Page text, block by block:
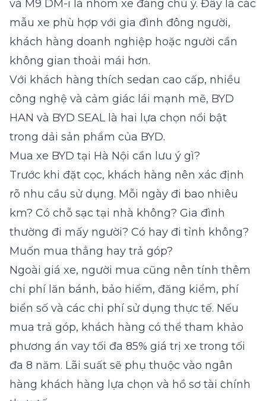
và M9 DM-i là nhóm xe đáng chú ý. Đây là các
mẫu xe phù hợp với gia đình đông người,
khách hàng doanh nghiệp hoặc người cần
không gian thoải mái hơn.
Với khách hàng thích sedan cao cấp, nhiều
công nghệ và cảm giác lái mạnh mẽ, BYD
HAN và BYD SEAL là hai lựa chọn nổi bật
trong dải sản phẩm của BYD.
Mua xe BYD tại Hà Nội cần lưu ý gì?
Trước khi đặt cọc, khách hàng nên xác định
rõ nhu cầu sử dụng. Mỗi ngày đi bao nhiêu
km? Có chỗ sạc tại nhà không? Gia đình
thường đi mấy người? Có hay đi tỉnh không?
Muốn mua thẳng hay trả góp?
Ngoài giá xe, người mua cũng nên tính thêm
chi phí lăn bánh, bảo hiểm, đăng kiểm, phí
biển số và các chi phí sử dụng thực tế. Nếu
mua trả góp, khách hàng có thể tham khảo
phương án vay tối đa 85% giá trị xe trong tối
đa 8 năm. Lãi suất sẽ phụ thuộc vào ngân
hàng khách hàng lựa chọn và hồ sơ tài chính